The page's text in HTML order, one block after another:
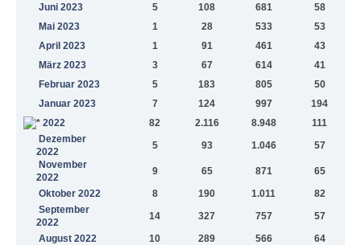
Juni 2023
5 108 681
58
Mai 2023
1 28 533
53
April 2023
1 91 461
43
März 2023
3 67 614
41
Februar 2023
5 183 805
50
Januar 2023
7 124 997
194
2022
82 2.116 8.948
111
Dezember
2022
5 93 1.046
57
November
2022
9 65 871
65
Oktober 2022
8 190 1.011
82
September
2022
14 327 757
57
August 2022
10 289 566
64